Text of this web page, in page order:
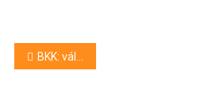
Bejegyzés
BKK: változik a H6-os HÉV közlekedése az első szeptemberi hétvégén